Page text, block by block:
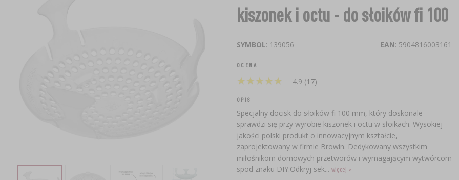
kiszonek i octu - do słoików fi 100
SYMBOL: 139056 EAN: 5904816003161
OCENA
★★★★★
★★★★★ 4.9 (17)
OPIS
Specjalny docisk do słoików fi 100 mm, który doskonale
sprawdzi się przy wyrobie kiszonek i octu w słoikach. Wysokiej
jakości polski produkt o innowacyjnym kształcie,
zaprojektowany w firmie Browin. Dedykowany wszystkim
miłośnikom domowych przetworów i wymagającym wytwórcom
spod znaku DIY.Odkryj sek... więcej >